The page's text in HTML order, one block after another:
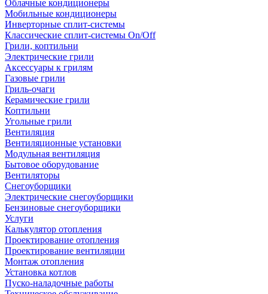
Облачные кондиционеры
Мобильные кондиционеры
Инверторные сплит-системы
Классические сплит-системы On/Off
Грили, коптильни
Электрические грили
Аксессуары к грилям
Газовые грили
Гриль-очаги
Керамические грили
Коптильни
Угольные грили
Вентиляция
Вентиляционные установки
Модульная вентиляция
Бытовое оборудование
Вентиляторы
Снегоуборщики
Электрические снегоуборщики
Бензиновые снегоуборщики
Услуги
Калькулятор отопления
Проектирование отопления
Проектирование вентиляции
Монтаж отопления
Установка котлов
Пуско-наладочные работы